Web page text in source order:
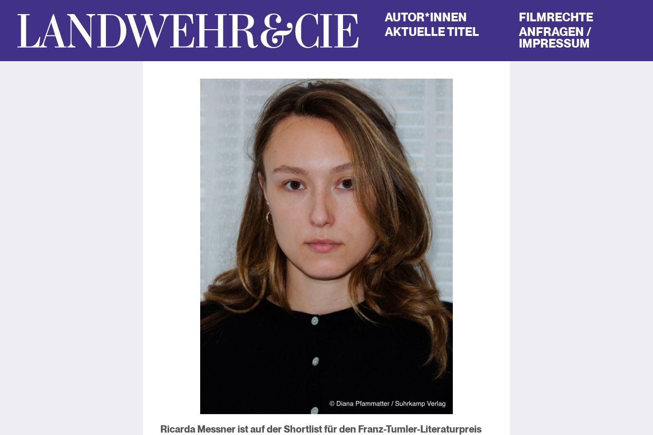
AUTOR*INNEN
AKTUELLE TITEL
FILMRECHTE
ANFRAGEN /
IMPRESSUM
Ricarda Messner ist auf der Shortlist für den Franz-Tumler-Literaturpreis